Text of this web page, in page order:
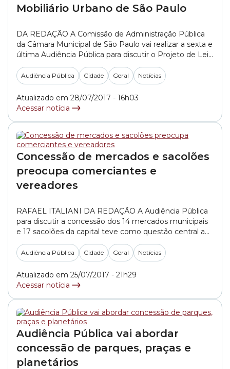
Mobiliário Urbano de São Paulo
DA REDAÇÃO A Comissão de Administração Pública
da Câmara Municipal de São Paulo vai realizar a sexta e
última Audiência Pública para discutir o Projeto de Lei
(PL) 367/2017, do Executivo. A proposta prevê um
pacote de concessões de equipamentos e serviços
municipais que serão destinados à iniciativa privada.
Nesta segunda-feira (31/7), o tema será Mobiliário
Audiência Pública Cidade Geral Notícias
Atualizado em 28/07/2017 - 16h03
Acessar notícia
Concessão de mercados e sacolões
preocupa comerciantes e
vereadores
RAFAEL ITALIANI DA REDAÇÃO A Audiência Pública
para discutir a concessão dos 14 mercados municipais
e 17 sacolões da capital teve como questão central a
preocupação de comerciantes e vereadores com o
futuro dos atuais permissionários. Os donos dos boxes
temem que a eventual entrada da iniciativa privada
Audiência Pública Cidade Geral Notícias
Atualizado em 25/07/2017 - 21h29
Acessar notícia
Audiência Pública vai abordar
concessão de parques, praças e
planetários